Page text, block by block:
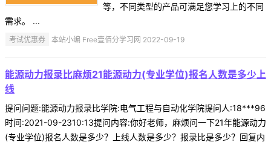
等，不同类型的产品可满足您学习上的不同
需求。 ...
考试优惠券 本站小编 Free壹佰分学习网 2022-09-19
能源动力报录比麻烦21能源动力(专业学位)报名人数是多少上
线
提问问题:能源动力报录比学院:电气工程与自动化学院提问人:18***96
时间:2021-09-2310:13提问内容:你好老师，麻烦问一下21年能源动力
(专业学位)报名人数是多少？上线人数是多少？报录比是多少？回复内